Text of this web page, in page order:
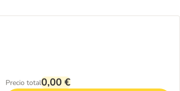
Precio total0,00 €